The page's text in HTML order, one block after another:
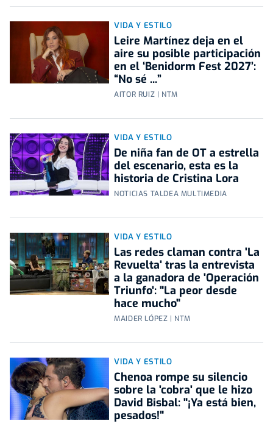
VIDA Y ESTILO
Leire Martínez deja en el
aire su posible participación
en el ‘Benidorm Fest 2027’:
“No sé ...”
AITOR RUIZ | NTM
VIDA Y ESTILO
De niña fan de OT a estrella
del escenario, esta es la
historia de Cristina Lora
NOTICIAS TALDEA MULTIMEDIA
VIDA Y ESTILO
Las redes claman contra 'La
Revuelta' tras la entrevista
a la ganadora de 'Operación
Triunfo': "La peor desde
hace mucho"
MAIDER LÓPEZ | NTM
VIDA Y ESTILO
Chenoa rompe su silencio
sobre la 'cobra' que le hizo
David Bisbal: "¡Ya está bien,
pesados!"